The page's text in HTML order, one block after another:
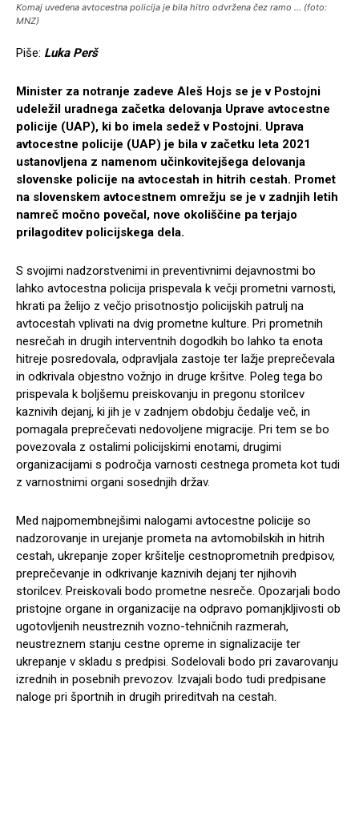
Komaj uvedena avtocestna policija je bila hitro odvržena čez ramo ... (foto:
MNZ)
Piše: Luka Perš
Minister za notranje zadeve Aleš Hojs se je v Postojni
udeležil uradnega začetka delovanja Uprave avtocestne
policije (UAP), ki bo imela sedež v Postojni. Uprava
avtocestne policije (UAP) je bila v začetku leta 2021
ustanovljena z namenom učinkovitejšega delovanja
slovenske policije na avtocestah in hitrih cestah. Promet
na slovenskem avtocestnem omrežju se je v zadnjih letih
namreč močno povečal, nove okoliščine pa terjajo
prilagoditev policijskega dela.
S svojimi nadzorstvenimi in preventivnimi dejavnostmi bo
lahko avtocestna policija prispevala k večji prometni varnosti,
hkrati pa želijo z večjo prisotnostjo policijskih patrulj na
avtocestah vplivati na dvig prometne kulture. Pri prometnih
nesrečah in drugih interventnih dogodkih bo lahko ta enota
hitreje posredovala, odpravljala zastoje ter lažje preprečevala
in odkrivala objestno vožnjo in druge kršitve. Poleg tega bo
prispevala k boljšemu preiskovanju in pregonu storilcev
kaznivih dejanj, ki jih je v zadnjem obdobju čedalje več, in
pomagala preprečevati nedovoljene migracije. Pri tem se bo
povezovala z ostalimi policijskimi enotami, drugimi
organizacijami s področja varnosti cestnega prometa kot tudi
z varnostnimi organi sosednjih držav.
Med najpomembnejšimi nalogami avtocestne policije so
nadzorovanje in urejanje prometa na avtomobilskih in hitrih
cestah, ukrepanje zoper kršitelje cestnoprometnih predpisov,
preprečevanje in odkrivanje kaznivih dejanj ter njihovih
storilcev. Preiskovali bodo prometne nesreče. Opozarjali bodo
pristojne organe in organizacije na odpravo pomanjkljivosti ob
ugotovljenih neustreznih vozno-tehničnih razmerah,
neustreznem stanju cestne opreme in signalizacije ter
ukrepanje v skladu s predpisi. Sodelovali bodo pri zavarovanju
izrednih in posebnih prevozov. Izvajali bodo tudi predpisane
naloge pri športnih in drugih prireditvah na cestah.